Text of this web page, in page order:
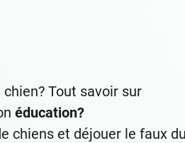
chien? Tout savoir sur
éducation?
chiens et déjouer le faux